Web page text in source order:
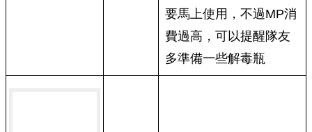
要馬上使用，不過MP消
費過高，可以提醒隊友
多準備一些解毒瓶